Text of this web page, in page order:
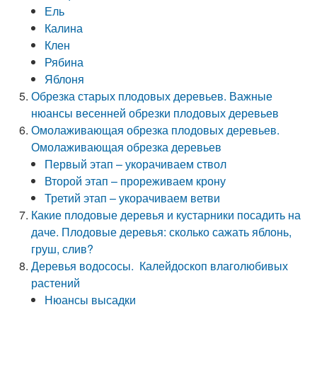
Ель
Калина
Клен
Рябина
Яблоня
Обрезка старых плодовых деревьев. Важные
нюансы весенней обрезки плодовых деревьев
Омолаживающая обрезка плодовых деревьев.
Омолаживающая обрезка деревьев
Первый этап – укорачиваем ствол
Второй этап – прореживаем крону
Третий этап – укорачиваем ветви
Какие плодовые деревья и кустарники посадить на
даче. Плодовые деревья: сколько сажать яблонь,
груш, слив?
Деревья водососы. Калейдоскоп влаголюбивых
растений
Нюансы высадки